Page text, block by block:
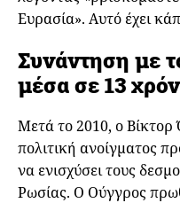
Ευρασία». Αυτό έχει
Συνάντηση με
μέσα σε 13
Μετά το 2010, ο
πολιτική ανοίγματος
να ενισχύσει τους
Ρωσίας. Ο Ούγγρος